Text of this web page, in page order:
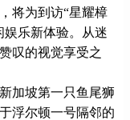
将为到访“星耀樟
娱乐新体验。从迷
叹的视觉享受之
加坡第一只鱼尾狮
浮尔顿一号隔邻的